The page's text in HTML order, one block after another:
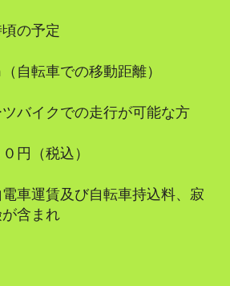
の予定
自転車での移動距離）
バイクでの走行が可能な方
円（税込）
車運賃及び自転車持込料、寂
含まれ